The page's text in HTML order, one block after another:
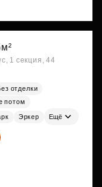
1 секция, 44
отделки
потом
Эркер Ещё